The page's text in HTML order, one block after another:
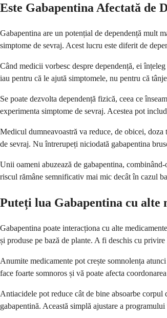
Este Gabapentina Afectată de
Gabapentina are un potențial de dependență mult
simptome de sevraj. Acest lucru este diferit de
Când medicii vorbesc despre dependență, ei
iau pentru că le ajută simptomele, nu pentru că
Se poate dezvolta dependență fizică, ceea ce
experimenta simptome de sevraj. Acestea pot
Medicul dumneavoastră va reduce, de obicei, doza
de sevraj. Nu întrerupeți niciodată gabapentina
Unii oameni abuzează de gabapentina,
riscul rămâne semnificativ mai mic decât în cazul
Puteți lua Gabapentina cu alte
Gabapentina poate interacționa cu alte
și produse pe bază de plante. A fi deschis cu
Anumite medicamente pot crește somnolența
face foarte somnoros și vă poate afecta
Antiacidele pot reduce cât de bine absoarbe
gabapentină. Această simplă ajustare a